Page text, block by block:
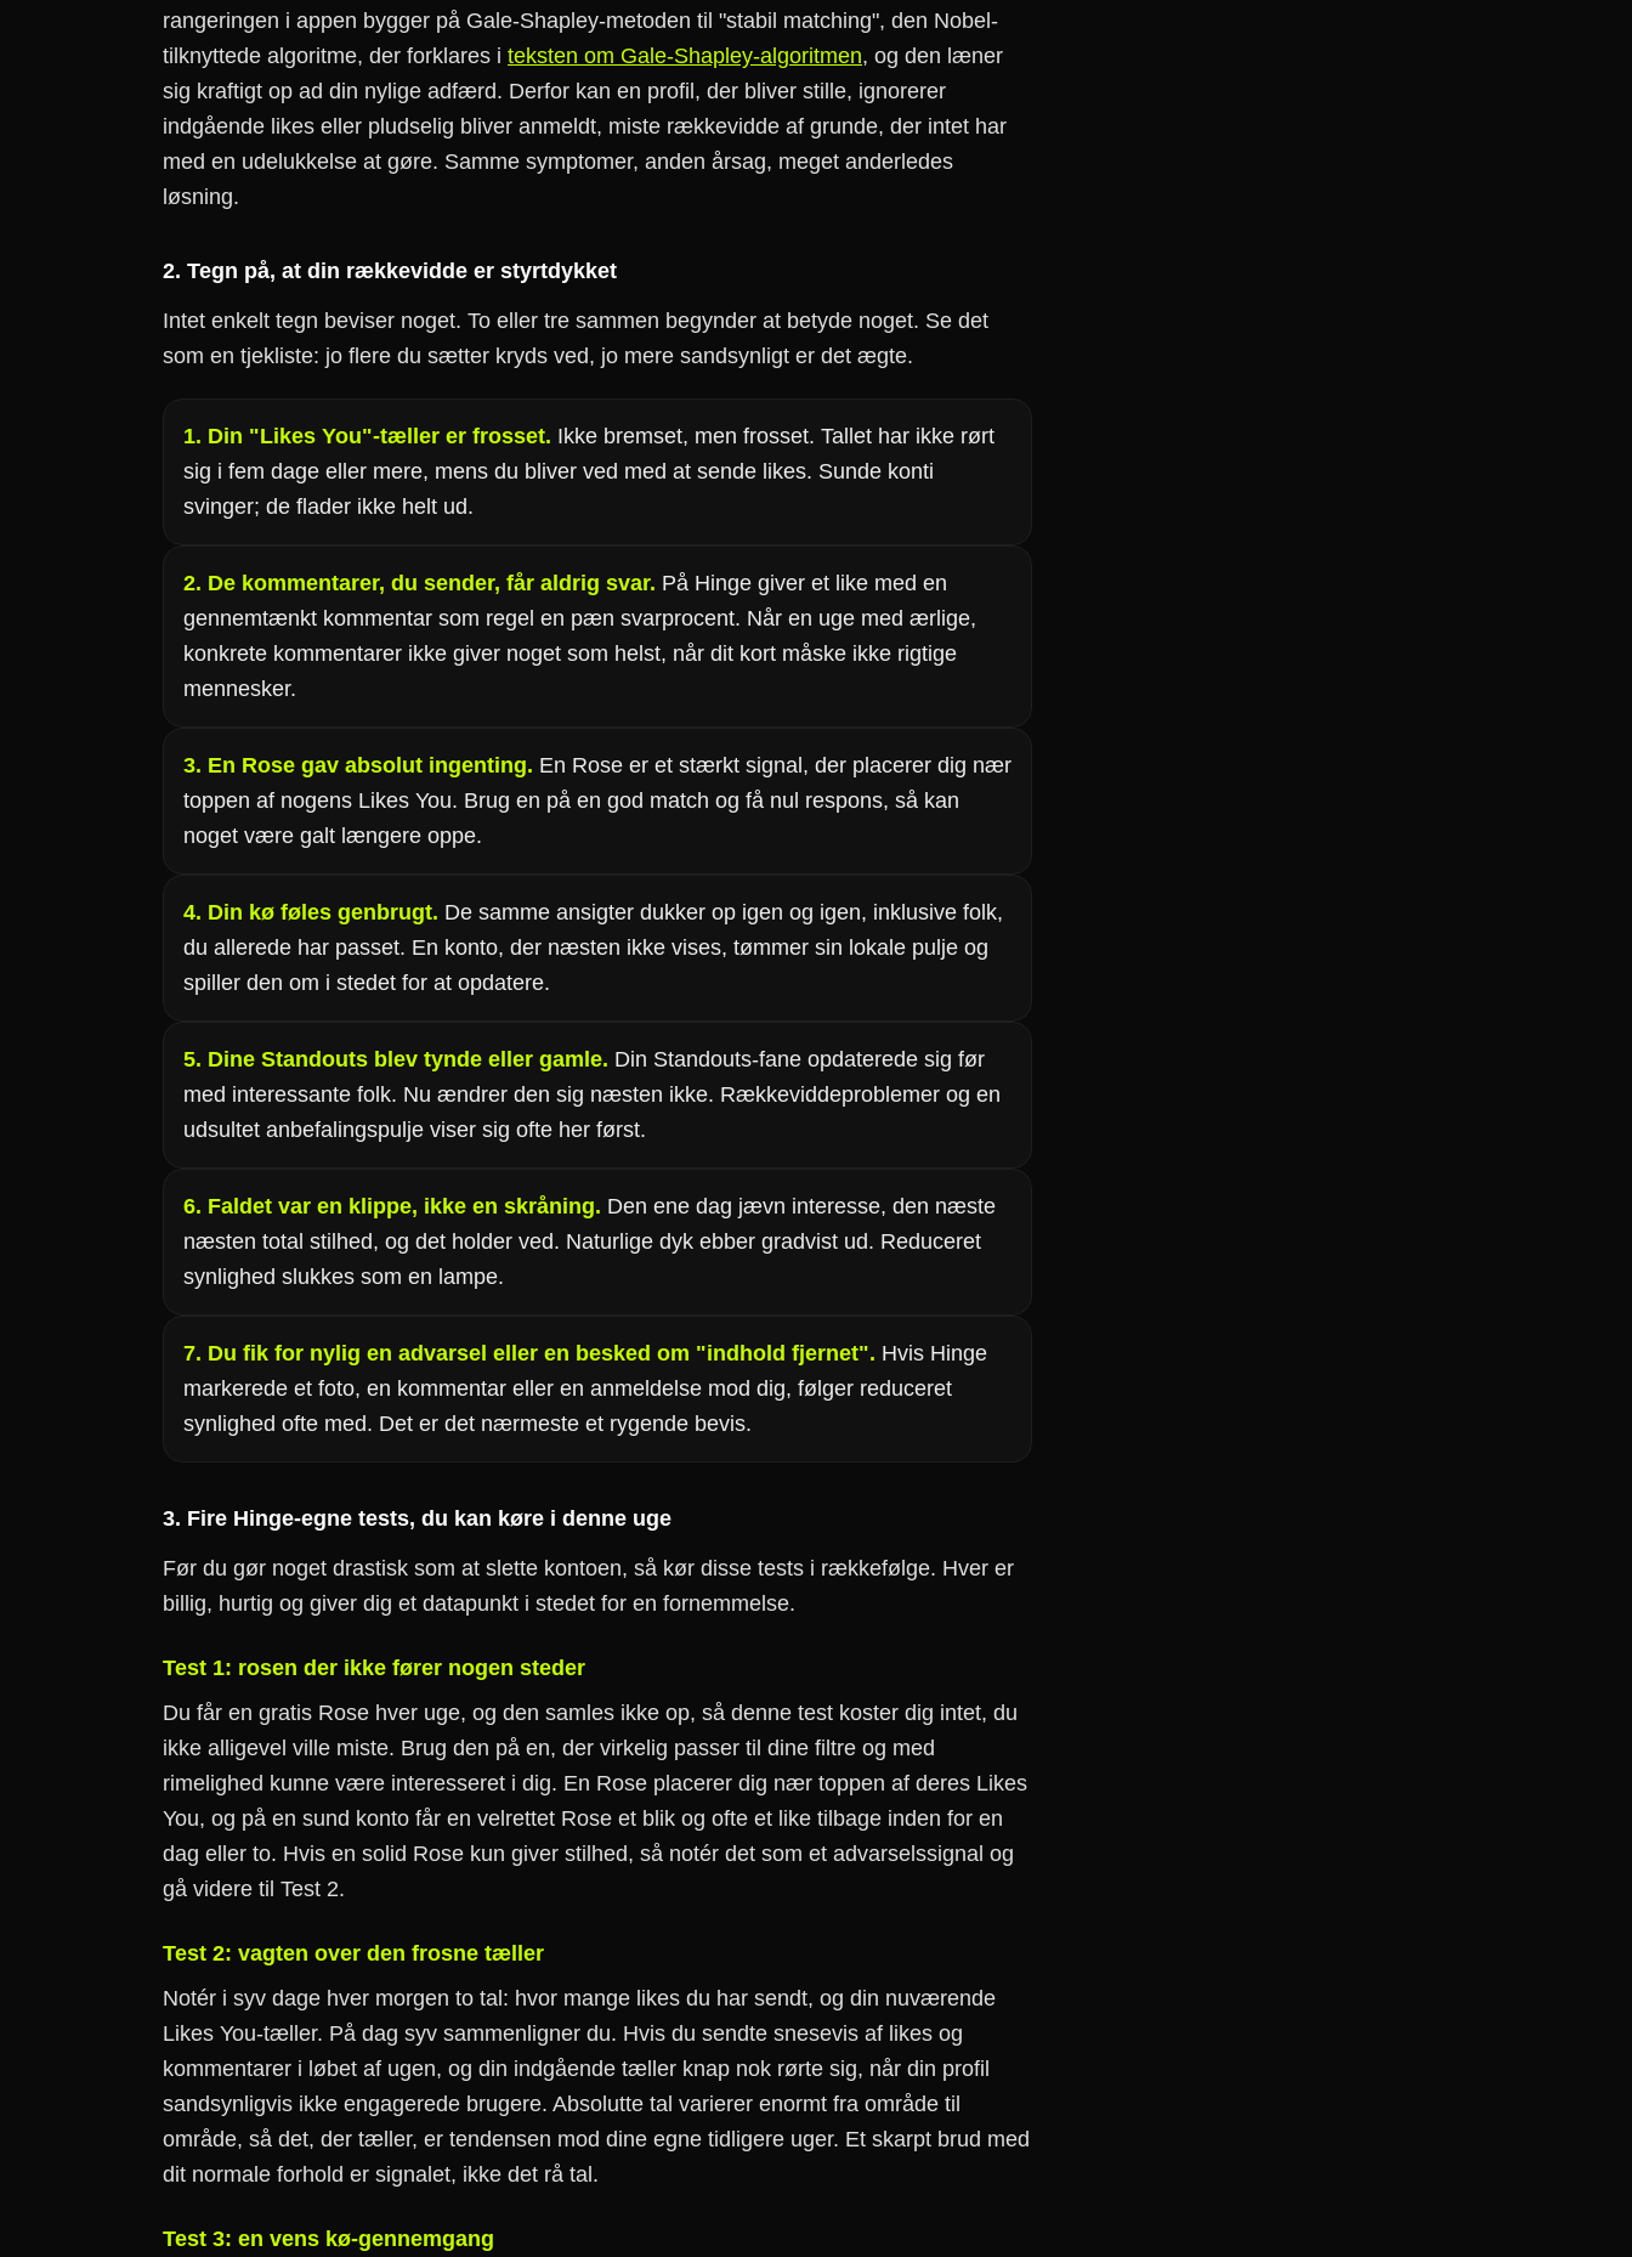
rangeringen i appen bygger på Gale-Shapley-metoden til "stabil matching", den Nobel-
tilknyttede algoritme, der forklares i teksten om Gale-Shapley-algoritmen, og den læner
sig kraftigt op ad din nylige adfærd. Derfor kan en profil, der bliver stille, ignorerer
indgående likes eller pludselig bliver anmeldt, miste rækkevidde af grunde, der intet har
med en udelukkelse at gøre. Samme symptomer, anden årsag, meget anderledes
løsning.
2. Tegn på, at din rækkevidde er styrtdykket
Intet enkelt tegn beviser noget. To eller tre sammen begynder at betyde noget. Se det
som en tjekliste: jo flere du sætter kryds ved, jo mere sandsynligt er det ægte.
1. Din "Likes You"-tæller er frosset. Ikke bremset, men frosset. Tallet har ikke rørt
sig i fem dage eller mere, mens du bliver ved med at sende likes. Sunde konti
svinger; de flader ikke helt ud.
2. De kommentarer, du sender, får aldrig svar. På Hinge giver et like med en
gennemtænkt kommentar som regel en pæn svarprocent. Når en uge med ærlige,
konkrete kommentarer ikke giver noget som helst, når dit kort måske ikke rigtige
mennesker.
3. En Rose gav absolut ingenting. En Rose er et stærkt signal, der placerer dig nær
toppen af nogens Likes You. Brug en på en god match og få nul respons, så kan
noget være galt længere oppe.
4. Din kø føles genbrugt. De samme ansigter dukker op igen og igen, inklusive folk,
du allerede har passet. En konto, der næsten ikke vises, tømmer sin lokale pulje og
spiller den om i stedet for at opdatere.
5. Dine Standouts blev tynde eller gamle. Din Standouts-fane opdaterede sig før
med interessante folk. Nu ændrer den sig næsten ikke. Rækkeviddeproblemer og en
udsultet anbefalingspulje viser sig ofte her først.
6. Faldet var en klippe, ikke en skråning. Den ene dag jævn interesse, den næste
næsten total stilhed, og det holder ved. Naturlige dyk ebber gradvist ud. Reduceret
synlighed slukkes som en lampe.
7. Du fik for nylig en advarsel eller en besked om "indhold fjernet". Hvis Hinge
markerede et foto, en kommentar eller en anmeldelse mod dig, følger reduceret
synlighed ofte med. Det er det nærmeste et rygende bevis.
3. Fire Hinge-egne tests, du kan køre i denne uge
Før du gør noget drastisk som at slette kontoen, så kør disse tests i rækkefølge. Hver er
billig, hurtig og giver dig et datapunkt i stedet for en fornemmelse.
Test 1: rosen der ikke fører nogen steder
Du får en gratis Rose hver uge, og den samles ikke op, så denne test koster dig intet, du
ikke alligevel ville miste. Brug den på en, der virkelig passer til dine filtre og med
rimelighed kunne være interesseret i dig. En Rose placerer dig nær toppen af deres Likes
You, og på en sund konto får en velrettet Rose et blik og ofte et like tilbage inden for en
dag eller to. Hvis en solid Rose kun giver stilhed, så notér det som et advarselssignal og
gå videre til Test 2.
Test 2: vagten over den frosne tæller
Notér i syv dage hver morgen to tal: hvor mange likes du har sendt, og din nuværende
Likes You-tæller. På dag syv sammenligner du. Hvis du sendte snesevis af likes og
kommentarer i løbet af ugen, og din indgående tæller knap nok rørte sig, når din profil
sandsynligvis ikke engagerede brugere. Absolutte tal varierer enormt fra område til
område, så det, der tæller, er tendensen mod dine egne tidligere uger. Et skarpt brud med
dit normale forhold er signalet, ikke det rå tal.
Test 3: en vens kø-gennemgang